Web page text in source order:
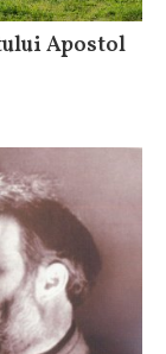
Apostol